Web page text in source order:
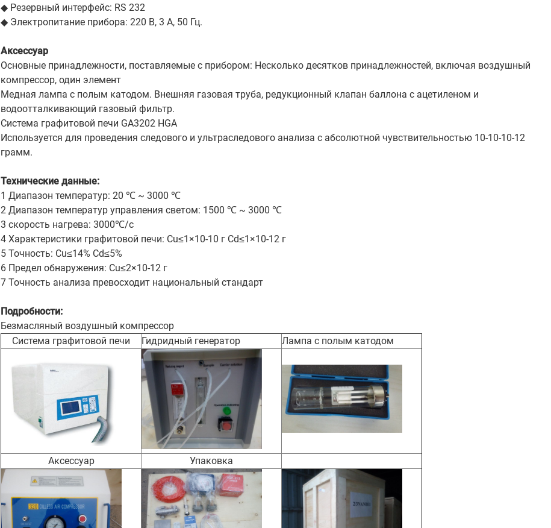
◆ Резервный интерфейс: RS 232
◆ Электропитание прибора: 220 В, 3 А, 50 Гц.
Аксессуар
Основные принадлежности, поставляемые с прибором: Несколько десятков принадлежностей, включая воздушный
компрессор, один элемент
Медная лампа с полым катодом. Внешняя газовая труба, редукционный клапан баллона с ацетиленом и
водоотталкивающий газовый фильтр.
Система графитовой печи GA3202 HGA
Используется для проведения следового и ультраследового анализа с абсолютной чувствительностью 10-10-10-12
грамм.
Технические данные:
1 Диапазон температур: 20 ℃ ~ 3000 ℃
2 Диапазон температур управления светом: 1500 ℃ ~ 3000 ℃
3 скорость нагрева: 3000℃/с
4 Характеристики графитовой печи: Cu≤1×10-10 г Cd≤1×10-12 г
5 Точность: Cu≤14% Cd≤5%
6 Предел обнаружения: Cu≤2×10-12 г
7 Точность анализа превосходит национальный стандарт
Подробности:
Безмасляный воздушный компрессор
Система графитовой печи
Гидридный генератор Лампа с полым катодом
Аксессуар Упаковка